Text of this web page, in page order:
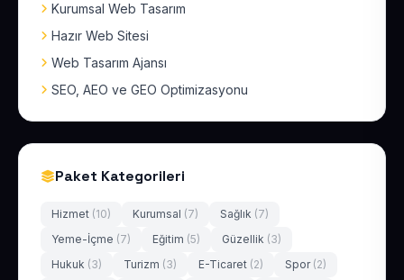
Kurumsal Web Tasarım
Hazır Web Sitesi
Web Tasarım Ajansı
SEO, AEO ve GEO Optimizasyonu
Paket Kategorileri
Hizmet (10) Kurumsal (7) Sağlık (7)
Yeme-İçme (7) Eğitim (5) Güzellik (3)
Hukuk (3) Turizm (3) E-Ticaret (2) Spor (2)